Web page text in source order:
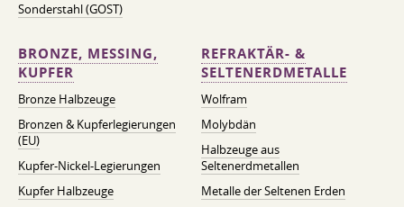
Sonderstahl (GOST)
BRONZE, MESSING,
KUPFER
Bronze Halbzeuge
Bronzen & Kupferlegierungen
(EU)
Kupfer-Nickel-Legierungen
Kupfer Halbzeuge
REFRAKTÄR- &
SELTENERDMETALLE
Wolfram
Molybdän
Halbzeuge aus
Seltenerdmetallen
Metalle der Seltenen Erden